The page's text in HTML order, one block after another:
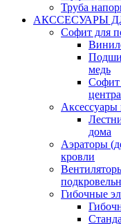
Труба
АКССЕСУАРЫ
Софит для
медь
Софит
Аксессуары
дома
Аэраторы
кровли
Гибочные